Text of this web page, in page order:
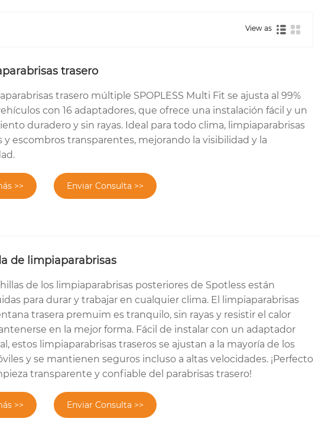
View as
trasero
trasero múltiple SPOPLESS Multi Fit se ajusta al 99%
con 16 adaptadores, que ofrece una instalación fácil y un
duradero y sin rayas. Ideal para todo clima, limpiaparabrisas
y escombros transparentes, mejorando la visibilidad y la
>> Enviar Consulta >>
de limpiaparabrisas
de los limpiaparabrisas posteriores de Spotless están
para durar y trabajar en cualquier clima. El limpiaparabrisas
trasera premuim es tranquilo, sin rayas y resistir el calor
en la mejor forma. Fácil de instalar con un adaptador
estos limpiaparabrisas traseros se ajustan a la mayoría de los
y se mantienen seguros incluso a altas velocidades. ¡Perfecto
transparente y confiable del parabrisas trasero!
>> Enviar Consulta >>